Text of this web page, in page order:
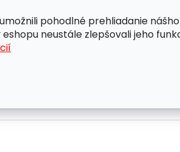
pohodlné prehliadanie nášho
neustále zlepšovali jeho
OCHRANA OSOBNÝCH